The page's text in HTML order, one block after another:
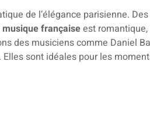
de l’élégance parisienne.
musique françaiseest
des musiciens comme Daniel
sont idéales pour les